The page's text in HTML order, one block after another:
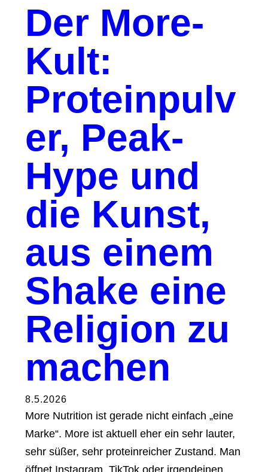
Der More-
Kult:
Proteinpulv
er, Peak-
Hype und
die Kunst,
aus einem
Shake eine
Religion zu
machen
8.5.2026
More Nutrition ist gerade nicht einfach „eine
Marke“. More ist aktuell eher ein sehr lauter,
sehr süßer, sehr proteinreicher Zustand. Man